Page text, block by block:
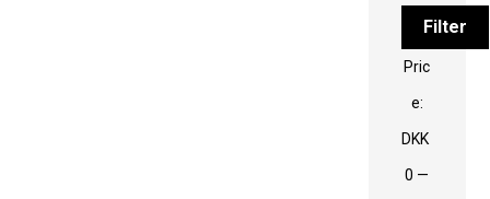
Filter
Pric
e:
DKK
0 —